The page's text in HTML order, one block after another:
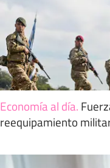
Economía al día.
reequipamiento